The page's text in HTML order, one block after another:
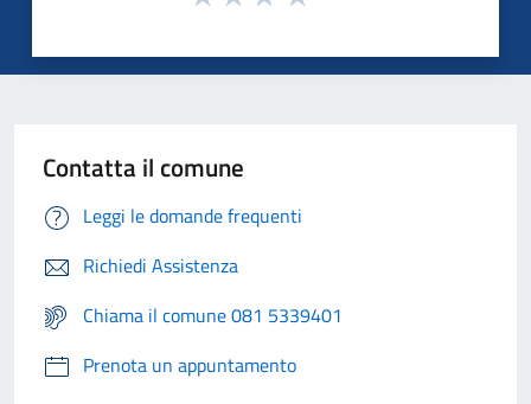
Contatta il comune
Leggi le domande frequenti
Richiedi Assistenza
Chiama il comune 081 5339401
Prenota un appuntamento